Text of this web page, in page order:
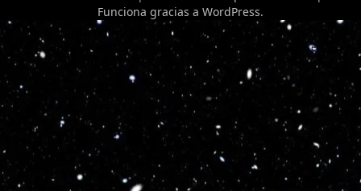
Funciona gracias a WordPress.
Optimized by Seraphinite Accelerator
Turns on site high speed to be attractive for people and search engines.